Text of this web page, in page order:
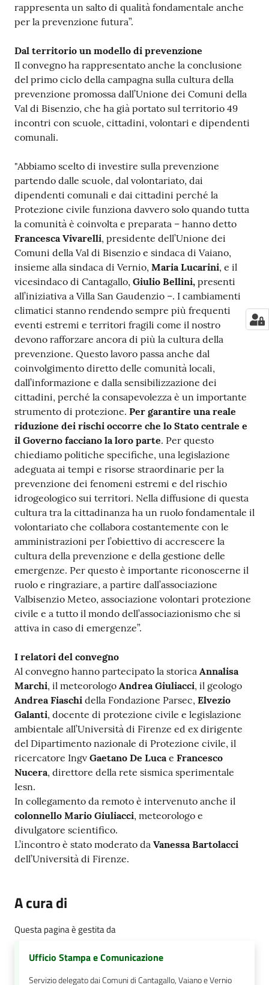
rappresenta un salto di qualità fondamentale anche
per la prevenzione futura”.
Dal territorio un modello di prevenzione
Il convegno ha rappresentato anche la conclusione
del primo ciclo della campagna sulla cultura della
prevenzione promossa dall’Unione dei Comuni della
Val di Bisenzio, che ha già portato sul territorio 49
incontri con scuole, cittadini, volontari e dipendenti
comunali.
"Abbiamo scelto di investire sulla prevenzione
partendo dalle scuole, dal volontariato, dai
dipendenti comunali e dai cittadini perché la
Protezione civile funziona davvero solo quando tutta
la comunità è coinvolta e preparata – hanno detto
Francesca Vivarelli, presidente dell’Unione dei
Comuni della Val di Bisenzio e sindaca di Vaiano,
insieme alla sindaca di Vernio, Maria Lucarini, e il
vicesindaco di Cantagallo, Giulio Bellini, presenti
all’iniziativa a Villa San Gaudenzio –. I cambiamenti
climatici stanno rendendo sempre più frequenti
eventi estremi e territori fragili come il nostro
devono rafforzare ancora di più la cultura della
prevenzione. Questo lavoro passa anche dal
coinvolgimento diretto delle comunità locali,
dall’informazione e dalla sensibilizzazione dei
cittadini, perché la consapevolezza è un importante
strumento di protezione. Per garantire una reale
riduzione dei rischi occorre che lo Stato centrale e
il Governo facciano la loro parte. Per questo
chiediamo politiche specifiche, una legislazione
adeguata ai tempi e risorse straordinarie per la
prevenzione dei fenomeni estremi e del rischio
idrogeologico sui territori. Nella diffusione di questa
cultura tra la cittadinanza ha un ruolo fondamentale il
volontariato che collabora costantemente con le
amministrazioni per l’obiettivo di accrescere la
cultura della prevenzione e della gestione delle
emergenze. Per questo è importante riconoscerne il
ruolo e ringraziare, a partire dall’associazione
Valbisenzio Meteo, associazione volontari protezione
civile e a tutto il mondo dell’associazionismo che si
attiva in caso di emergenze”.
I relatori del convegno
Al convegno hanno partecipato la storica Annalisa
Marchi, il meteorologo Andrea Giuliacci, il geologo
Andrea Fiaschi della Fondazione Parsec, Elvezio
Galanti, docente di protezione civile e legislazione
ambientale all’Università di Firenze ed ex dirigente
del Dipartimento nazionale di Protezione civile, il
ricercatore Ingv Gaetano De Lucae Francesco
Nucera, direttore della rete sismica sperimentale
Iesn.
In collegamento da remoto è intervenuto anche il
colonnello Mario Giuliacci, meteorologo e
divulgatore scientifico.
L’incontro è stato moderato da Vanessa Bartolacci
dell’Università di Firenze.
A cura di
Questa pagina è gestita da
Ufficio Stampa e Comunicazione
Servizio delegato dai Comuni di Cantagallo, Vaiano e Vernio